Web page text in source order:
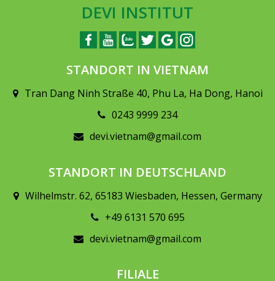
DEVI INSTITUT
STANDORT IN VIETNAM
Tran Dang Ninh Straße 40, Phu La, Ha Dong, Hanoi
0243 9999 234
devi.vietnam@gmail.com
STANDORT IN DEUTSCHLAND
Wilhelmstr. 62, 65183 Wiesbaden, Hessen, Germany
+49 6131 570 695
devi.vietnam@gmail.com
FILIALE